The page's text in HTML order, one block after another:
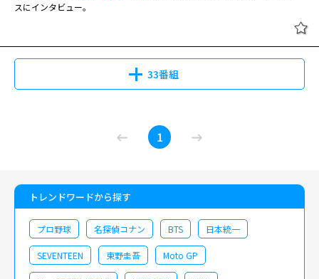
スにインタビュー。
33番組
1
トレンドワードから探す
プロ野球 名探偵コナン BTS 日本統一
SEVENTEEN 東野圭吾 Moto GP